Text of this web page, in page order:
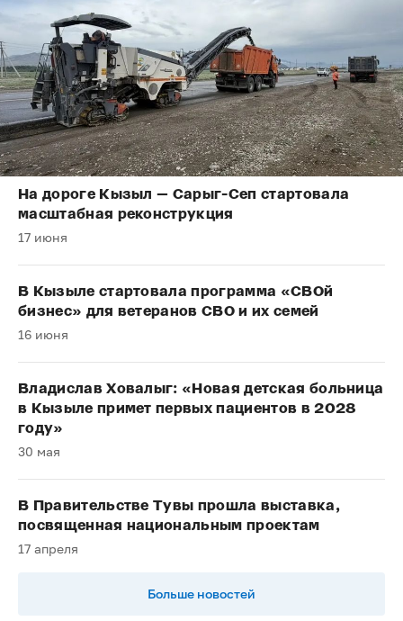
На дороге Кызыл — Сарыг-Сеп стартовала
масштабная реконструкция
17 июня
В Кызыле стартовала программа «СВОй
бизнес» для ветеранов СВО и их семей
16 июня
Владислав Ховалыг: «Новая детская больница
в Кызыле примет первых пациентов в 2028
году»
30 мая
В Правительстве Тувы прошла выставка,
посвященная национальным проектам
17 апреля
Больше новостей